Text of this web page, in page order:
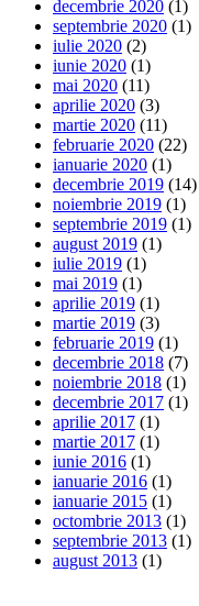
decembrie 2020 (1)
septembrie 2020 (1)
iulie 2020 (2)
iunie 2020 (1)
mai 2020 (11)
aprilie 2020 (3)
martie 2020 (11)
februarie 2020 (22)
ianuarie 2020 (1)
decembrie 2019 (14)
noiembrie 2019 (1)
septembrie 2019 (1)
august 2019 (1)
iulie 2019 (1)
mai 2019 (1)
aprilie 2019 (1)
martie 2019 (3)
februarie 2019 (1)
decembrie 2018 (7)
noiembrie 2018 (1)
decembrie 2017 (1)
aprilie 2017 (1)
martie 2017 (1)
iunie 2016 (1)
ianuarie 2016 (1)
ianuarie 2015 (1)
octombrie 2013 (1)
septembrie 2013 (1)
august 2013 (1)